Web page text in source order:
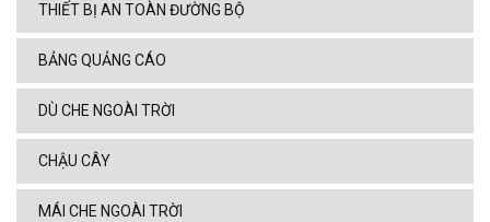
THIẾT BỊ AN TOÀN ĐƯỜNG BỘ
BẢNG QUẢNG CÁO
DÙ CHE NGOÀI TRỜI
CHẬU CÂY
MÁI CHE NGOÀI TRỜI